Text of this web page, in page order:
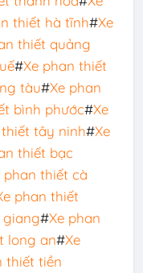
thiết hà tĩnh#Xe
thiết quảng
#Xe phan thiết
tàu#Xe phan
bình phước#Xe
tây ninh#Xe
thiết bạc
phan thiết cà
phan thiết
giang#Xe phan
long an#Xe
thiết tiền